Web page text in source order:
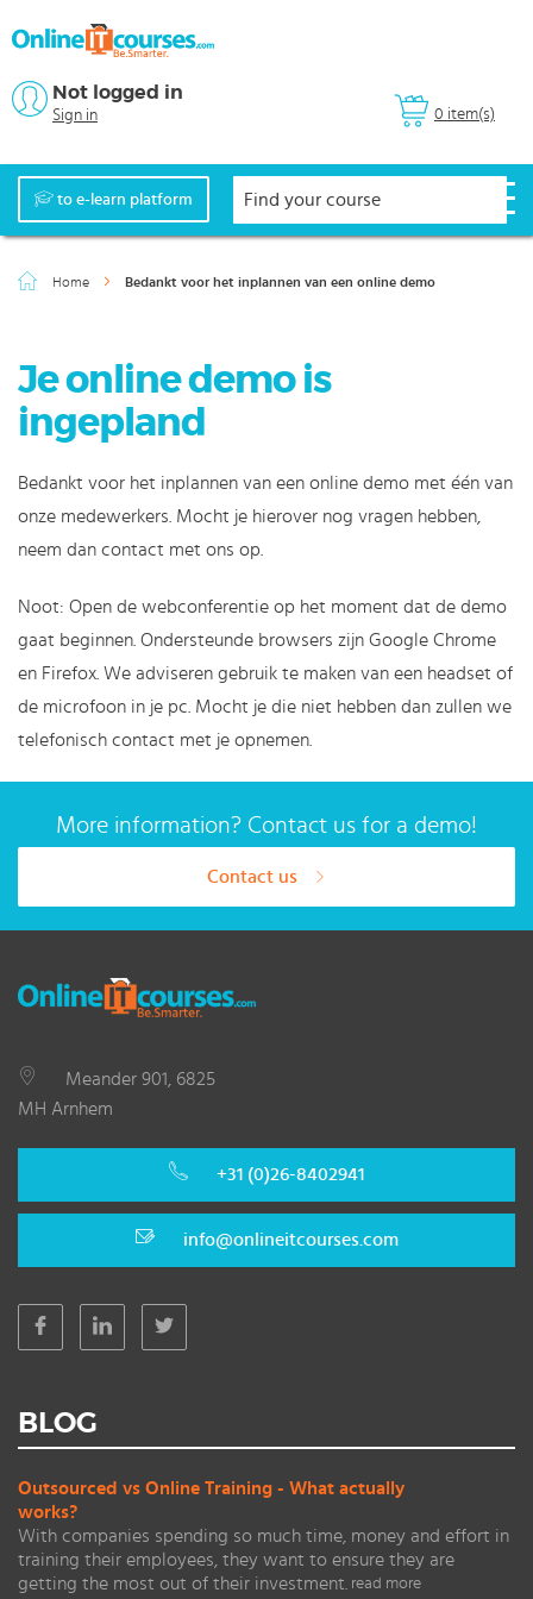
0 item(s)
Not logged in
Sign in
to e-learn platform
Home Bedankt voor het inplannen van een online demo
Je online demo is
ingepland
Bedankt voor het inplannen van een online demo met één van
onze medewerkers. Mocht je hierover nog vragen hebben,
neem dan contact met ons op.
Noot: Open de webconferentie op het moment dat de demo
gaat beginnen. Ondersteunde browsers zijn Google Chrome
en Firefox. We adviseren gebruik te maken van een headset of
de microfoon in je pc. Mocht je die niet hebben dan zullen we
telefonisch contact met je opnemen.
More information? Contact us for a demo!
Contact us
Meander 901, 6825
MH Arnhem
+31 (0)26-8402941
info@onlineitcourses.com
BLOG
Outsourced vs Online Training - What actually
works?
With companies spending so much time, money and effort in
training their employees, they want to ensure they are
getting the most out of their investment. read more